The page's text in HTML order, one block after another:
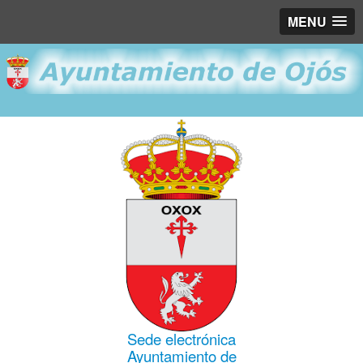
MENU
Sede electrónica
Ayuntamiento de